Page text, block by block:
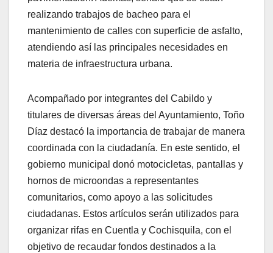
realizando trabajos de bacheo para el
mantenimiento de calles con superficie de asfalto,
atendiendo así las principales necesidades en
materia de infraestructura urbana.
Acompañado por integrantes del Cabildo y
titulares de diversas áreas del Ayuntamiento, Toño
Díaz destacó la importancia de trabajar de manera
coordinada con la ciudadanía. En este sentido, el
gobierno municipal donó motocicletas, pantallas y
hornos de microondas a representantes
comunitarios, como apoyo a las solicitudes
ciudadanas. Estos artículos serán utilizados para
organizar rifas en Cuentla y Cochisquila, con el
objetivo de recaudar fondos destinados a la